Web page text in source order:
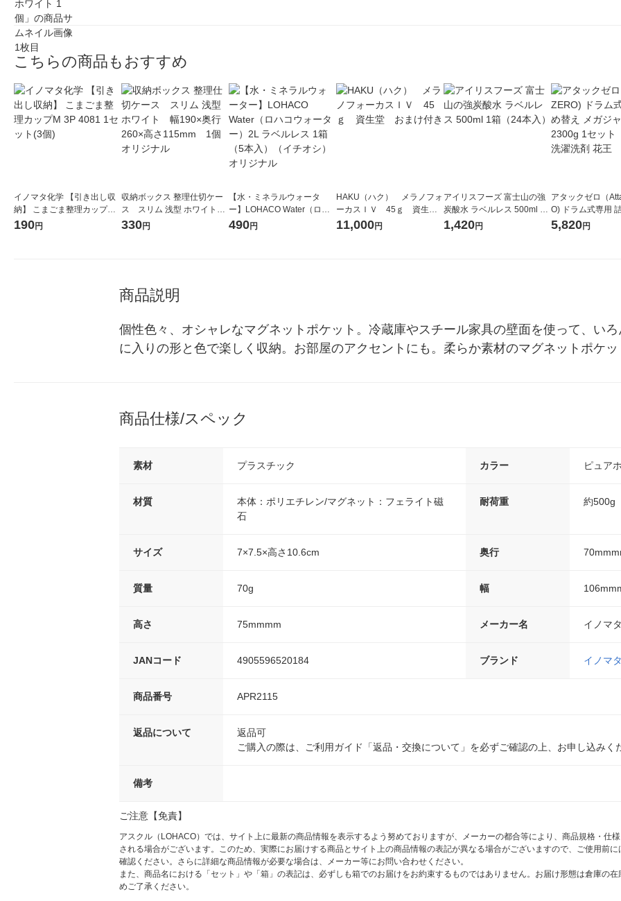
こちらの商品もおすすめ
イノマタ化学 【引き出し収
納】 こまごま整理カップM 3
P 4081 1セット(3個)
190円
収納ボックス 整理仕切ケー
ス スリム 浅型 ホワイト
幅190×奥行260×高さ115m
330円
【水・ミネラルウォータ
ー】LOHACO Water（ロハ
コウォーター）2L ラベルレ
490円
HAKU（ハク） メラノフォ
ーカスＩＶ 45ｇ 資生
堂 おまけ付き
11,000円
アイリスフーズ 富士山の強
炭酸水 ラベルレス 500ml 1
箱（24本入）
1,420円
アタックゼロ（
O) ドラム式専用
ガジャンボ 2300g
5,820円
商品説明
個性色々、オシャレなマグネットポケット。冷蔵庫やスチール家具の壁面を使って、い
に入りの形と色で楽しく収納。お部屋のアクセントにも。柔らか素材のマグネットポケッ
商品仕様/スペック
素材 プラスチック カラー ピュア
材質
本体：ポリエチレン/マグネット：フェライト磁
石
耐荷重 約500g
サイズ 7×7.5×高さ10.6cm 奥行
質量 70g 幅
高さ 75mmmm メーカー名 イノマ
JANコード 4905596520184 ブランド イノマ
商品番号 APR2115
返品について
返品可
ご購入の際は、ご利用ガイド「返品・交換について」を必ずご確認の上、お申し込みく
備考
ご注意【免責】
アスクル（LOHACO）では、サイト上に最新の商品情報を表示するよう努めておりますが、メーカーの都合等により、商品規格・仕
される場合がございます。このため、実際にお届けする商品とサイト上の商品情報の表記が異なる場合がございますので、ご使用前
確認ください。さらに詳細な商品情報が必要な場合は、メーカー等にお問い合わせください。
また、商品名における「セット」や「箱」の表記は、必ずしも箱でのお届けをお約束するものではありません。お届け形態は倉庫の
めご了承ください。